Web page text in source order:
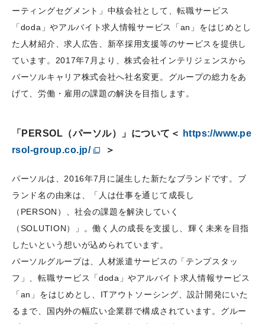
ーティングセグメント」中核会社として、転職サービス
「doda」やアルバイト求人情報サービス「an」をはじめとし
た人材紹介、求人広告、新卒採用支援等のサービスを提供し
ています。2017年7月より、株式会社インテリジェンスから
パーソルキャリア株式会社へ社名変更。グループの総力をあ
げて、労働・雇用の課題の解決を目指します。
「PERSOL（パーソル）」について＜
https://www.pe
rsol-group.co.jp/
＞
パーソルは、2016年7月に誕生した新たなブランドです。ブ
ランド名の由来は、「人は仕事を通じて成長し
（PERSON）、社会の課題を解決していく
（SOLUTION）」。働く人の成長を支援し、輝く未来を目指
したいという想いが込められています。
パーソルグループは、人材派遣サービスの「テンプスタッ
フ」、転職サービス「doda」やアルバイト求人情報サービス
「an」をはじめとし、ITアウトソーシング、設計開発にいた
るまで、国内外の幅広い企業群で構成されています。グルー